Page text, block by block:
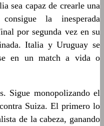
sea capaz de crearle una
la inesperada
por segunda vez en su
Italia y Uruguay se
en un match a vida o
Sigue monopolizando el
Suiza. El primero lo
de la cabeza, ganando